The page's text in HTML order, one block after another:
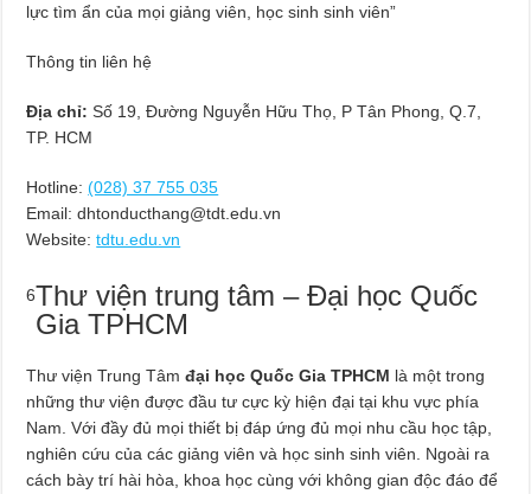
lực tìm ẩn của mọi giảng viên, học sinh sinh viên”
Thông tin liên hệ
Địa chỉ: Số 19, Đường Nguyễn Hữu Thọ, P Tân Phong, Q.7,
TP. HCM
Hotline: (028) 37 755 035
Email: dhtonducthang@tdt.edu.vn
Website:tdtu.edu.vn
6Thư viện trung tâm – Đại học Quốc
Gia TPHCM
Thư viện Trung Tâmđại học Quốc Gia TPHCM là một trong
những thư viện được đầu tư cực kỳ hiện đại tại khu vực phía
Nam. Với đầy đủ mọi thiết bị đáp ứng đủ mọi nhu cầu học tập,
nghiên cứu của các giảng viên và học sinh sinh viên. Ngoài ra
cách bày trí hài hòa, khoa học cùng với không gian độc đáo để